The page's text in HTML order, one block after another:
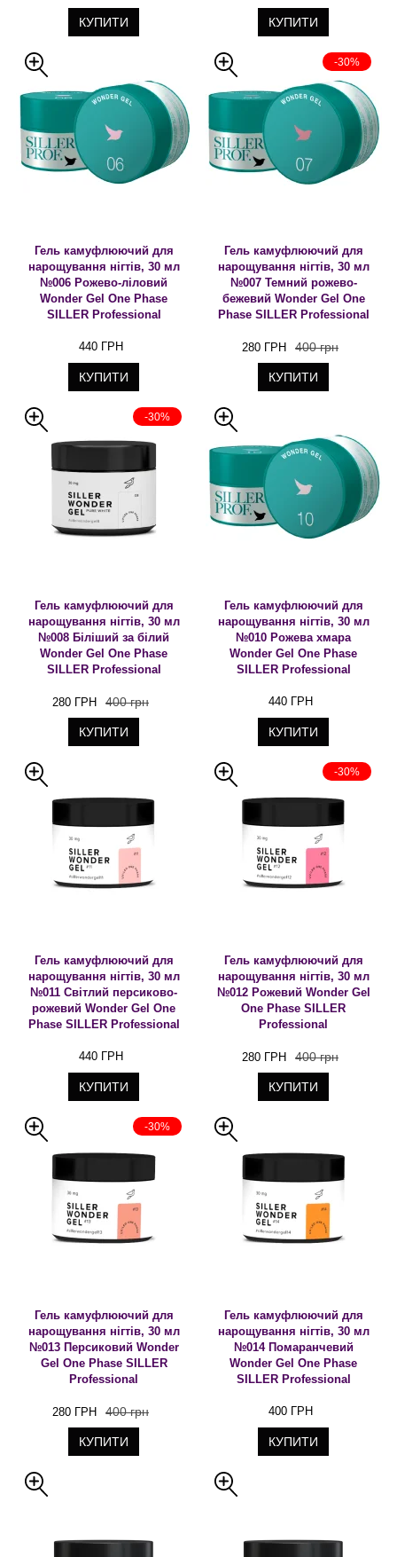
КУПИТИ КУПИТИ
Гель камуфлюючий для
нарощування нігтів, 30 мл
№006 Рожево-ліловий
Wonder Gel One Phase
SILLER Professional
440 ГРН
КУПИТИ
-30%
Гель камуфлюючий для
нарощування нігтів, 30 мл
№007 Темний рожево-
бежевий Wonder Gel One
Phase SILLER Professional
280 ГРН 400 грн
КУПИТИ
-30%
Гель камуфлюючий для
нарощування нігтів, 30 мл
№008 Біліший за білий
Wonder Gel One Phase
SILLER Professional
280 ГРН 400 грн
КУПИТИ
Гель камуфлюючий для
нарощування нігтів, 30 мл
№010 Рожева хмара
Wonder Gel One Phase
SILLER Professional
440 ГРН
КУПИТИ
Гель камуфлюючий для
нарощування нігтів, 30 мл
№011 Світлий персиково-
рожевий Wonder Gel One
Phase SILLER Professional
440 ГРН
КУПИТИ
-30%
Гель камуфлюючий для
нарощування нігтів, 30 мл
№012 Рожевий Wonder Gel
One Phase SILLER
Professional
280 ГРН 400 грн
КУПИТИ
-30%
Гель камуфлюючий для
нарощування нігтів, 30 мл
№013 Персиковий Wonder
Gel One Phase SILLER
Professional
280 ГРН 400 грн
КУПИТИ
Гель камуфлюючий для
нарощування нігтів, 30 мл
№014 Помаранчевий
Wonder Gel One Phase
SILLER Professional
400 ГРН
КУПИТИ